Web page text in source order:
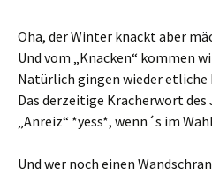
Oha, der Winter knackt aber
Und vom „Knacken“ kommen
Natürlich gingen wieder etliche
Das derzeitige Kracherwort
„Anreiz“ *yess*, wenn´s im
Und wer noch einen